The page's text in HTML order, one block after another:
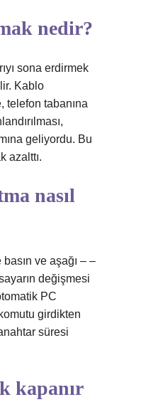
nedir?
sona erdirmek
Kablo
telefon tabanına
geliyordu. Bu
azalttı.
nasıl
ve aşağı – –
değişmesi
PC
girdikten
süresi
kapanır